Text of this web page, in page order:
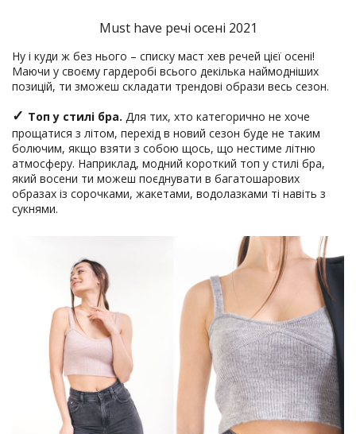
Must have речі осені 2021
Ну і куди ж без нього – списку маст хев речей цієї осені!
Маючи у своєму гардеробі всього декілька наймодніших
позицій, ти зможеш складати трендові образи весь сезон.
✓ Топ у стилі бра. Для тих, хто категорично не хоче
прощатися з літом, перехід в новий сезон буде не таким
болючим, якщо взяти з собою щось, що нестиме літню
атмосферу. Наприклад, модний короткий топ у стилі бра,
який восени ти можеш поєднувати в багатошарових
образах із сорочками, жакетами, водолазками ті навіть з
сукнями.